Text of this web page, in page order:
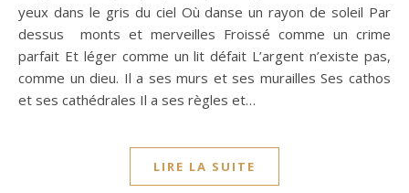
yeux dans le gris du ciel Où danse un rayon de soleil Par
dessus monts et merveilles Froissé comme un crime
parfait Et léger comme un lit défait L’argent n’existe pas,
comme un dieu. Il a ses murs et ses murailles Ses cathos
et ses cathédrales Il a ses règles et…
LIRE LA SUITE